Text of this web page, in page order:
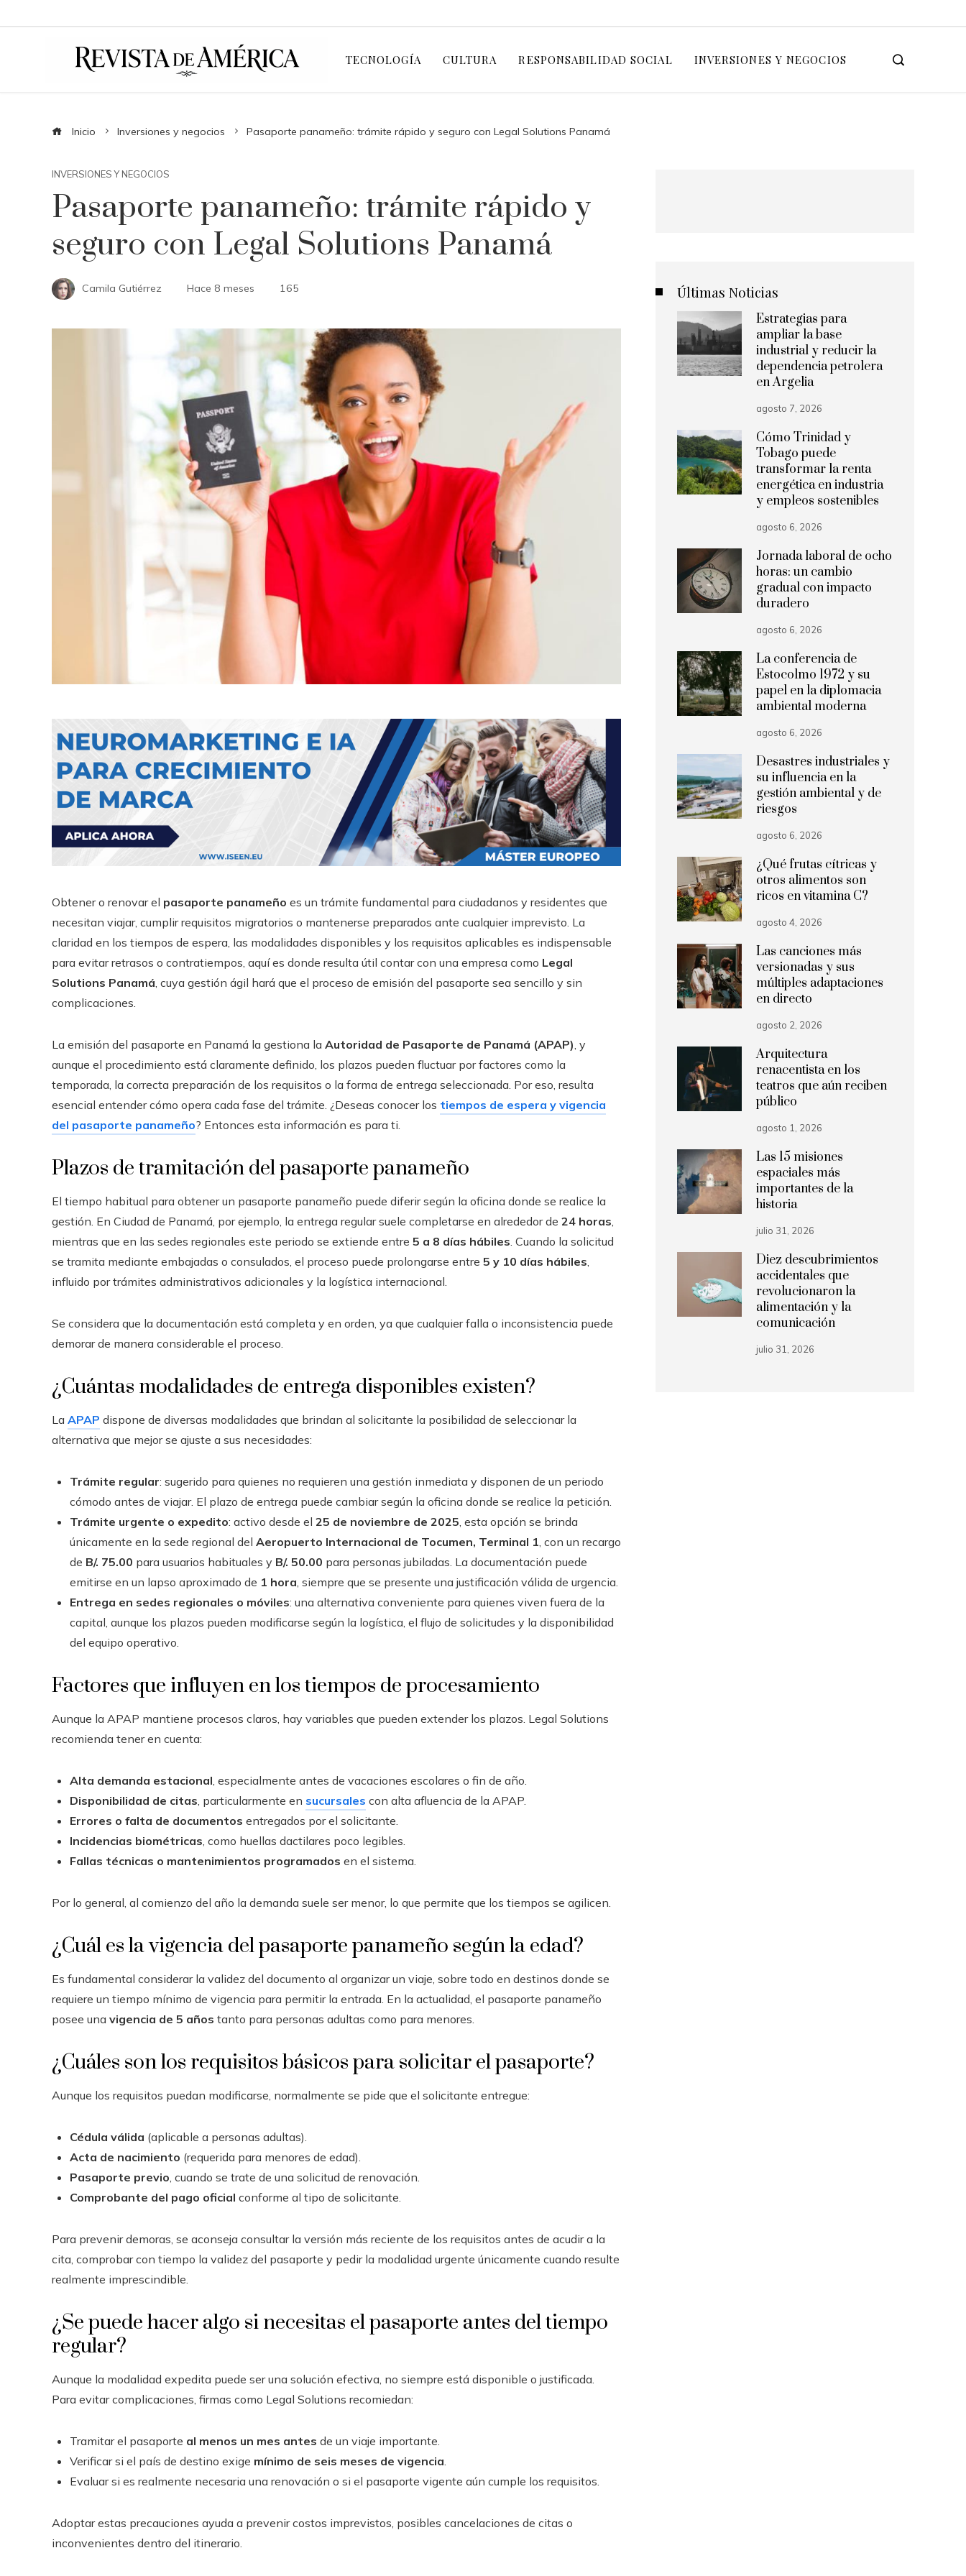
TECNOLOGÍA CULTURA RESPONSABILIDAD SOCIAL INVERSIONES Y NEGOCIOS
Inicio Inversiones y negocios Pasaporte panameño: trámite rápido y seguro con Legal Solutions Panamá
INVERSIONES Y NEGOCIOS
Pasaporte panameño: trámite rápido y
seguro con Legal Solutions Panamá
Camila Gutiérrez Hace 8 meses 165
Obtener o renovar el pasaporte panameño es un trámite fundamental para ciudadanos y residentes que
necesitan viajar, cumplir requisitos migratorios o mantenerse preparados ante cualquier imprevisto. La
claridad en los tiempos de espera, las modalidades disponibles y los requisitos aplicables es indispensable
para evitar retrasos o contratiempos, aquí es donde resulta útil contar con una empresa como Legal
Solutions Panamá , cuya gestión ágil hará que el proceso de emisión del pasaporte sea sencillo y sin
complicaciones.
La emisión del pasaporte en Panamá la gestiona la Autoridad de Pasaporte de Panamá (APAP) , y
aunque el procedimiento está claramente definido, los plazos pueden fluctuar por factores como la
temporada, la correcta preparación de los requisitos o la forma de entrega seleccionada. Por eso, resulta
esencial entender cómo opera cada fase del trámite. ¿Deseas conocer los tiempos de espera y vigencia
del pasaporte panameño? Entonces esta información es para ti.
Plazos de tramitación del pasaporte panameño
El tiempo habitual para obtener un pasaporte panameño puede diferir según la oficina donde se realice la
gestión. En Ciudad de Panamá, por ejemplo, la entrega regular suele completarse en alrededor de 24 horas
mientras que en las sedes regionales este periodo se extiende entre 5 a 8 días hábiles . Cuando la solicitud
se tramita mediante embajadas o consulados, el proceso puede prolongarse entre 5 y 10 días hábiles
influido por trámites administrativos adicionales y la logística internacional.
Se considera que la documentación está completa y en orden, ya que cualquier falla o inconsistencia puede
demorar de manera considerable el proceso.
¿Cuántas modalidades de entrega disponibles existen?
La APAP dispone de diversas modalidades que brindan al solicitante la posibilidad de seleccionar la
alternativa que mejor se ajuste a sus necesidades:
Trámite regular: sugerido para quienes no requieren una gestión inmediata y disponen de un periodo
cómodo antes de viajar. El plazo de entrega puede cambiar según la oficina donde se realice la petición.
Trámite urgente o expedito: activo desde el 25 de noviembre de 2025 , esta opción se brinda
únicamente en la sede regional del Aeropuerto Internacional de Tocumen, Terminal 1 , con un recargo
de B/. 75.00 para usuarios habituales y B/. 50.00 para personas jubiladas. La documentación puede
emitirse en un lapso aproximado de 1 hora , siempre que se presente una justificación válida de urgencia.
Entrega en sedes regionales o móviles: una alternativa conveniente para quienes viven fuera de la
capital, aunque los plazos pueden modificarse según la logística, el flujo de solicitudes y la disponibilidad
del equipo operativo.
Factores que influyen en los tiempos de procesamiento
Aunque la APAP mantiene procesos claros, hay variables que pueden extender los plazos. Legal Solutions
recomienda tener en cuenta:
Alta demanda estacional , especialmente antes de vacaciones escolares o fin de año.
Disponibilidad de citas , particularmente en sucursales con alta afluencia de la APAP.
Errores o falta de documentos entregados por el solicitante.
Incidencias biométricas , como huellas dactilares poco legibles.
Fallas técnicas o mantenimientos programados en el sistema.
Por lo general, al comienzo del año la demanda suele ser menor, lo que permite que los tiempos se agilicen.
¿Cuál es la vigencia del pasaporte panameño según la edad?
Es fundamental considerar la validez del documento al organizar un viaje, sobre todo en destinos donde se
requiere un tiempo mínimo de vigencia para permitir la entrada. En la actualidad, el pasaporte panameño
posee una vigencia de 5 años tanto para personas adultas como para menores.
¿Cuáles son los requisitos básicos para solicitar el pasaporte?
Aunque los requisitos puedan modificarse, normalmente se pide que el solicitante entregue:
Cédula válida (aplicable a personas adultas).
Acta de nacimiento (requerida para menores de edad).
Pasaporte previo , cuando se trate de una solicitud de renovación.
Comprobante del pago oficial conforme al tipo de solicitante.
Para prevenir demoras, se aconseja consultar la versión más reciente de los requisitos antes de acudir a la
cita, comprobar con tiempo la validez del pasaporte y pedir la modalidad urgente únicamente cuando resulte
realmente imprescindible.
¿Se puede hacer algo si necesitas el pasaporte antes del tiempo
regular?
Aunque la modalidad expedita puede ser una solución efectiva, no siempre está disponible o justificada.
Para evitar complicaciones, firmas como Legal Solutions recomiedan:
Tramitar el pasaporte al menos un mes antes de un viaje importante.
Verificar si el país de destino exige mínimo de seis meses de vigencia
Evaluar si es realmente necesaria una renovación o si el pasaporte vigente aún cumple los requisitos.
Adoptar estas precauciones ayuda a prevenir costos imprevistos, posibles cancelaciones de citas o
inconvenientes dentro del itinerario.
Últimas Noticias
Estrategias para
ampliar la base
industrial y reducir la
dependencia petrolera
en Argelia
agosto 7, 2026
Cómo Trinidad y
Tobago puede
transformar la renta
energética en industria
y empleos sostenibles
agosto 6, 2026
Jornada laboral de ocho
horas: un cambio
gradual con impacto
duradero
agosto 6, 2026
La conferencia de
Estocolmo 1972 y su
papel en la diplomacia
ambiental moderna
agosto 6, 2026
Desastres industriales y
su influencia en la
gestión ambiental y de
riesgos
agosto 6, 2026
¿Qué frutas cítricas y
otros alimentos son
ricos en vitamina C?
agosto 4, 2026
Las canciones más
versionadas y sus
múltiples adaptaciones
en directo
agosto 2, 2026
Arquitectura
renacentista en los
teatros que aún reciben
público
agosto 1, 2026
Las 15 misiones
espaciales más
importantes de la
historia
julio 31, 2026
Diez descubrimientos
accidentales que
revolucionaron la
alimentación y la
comunicación
julio 31, 2026